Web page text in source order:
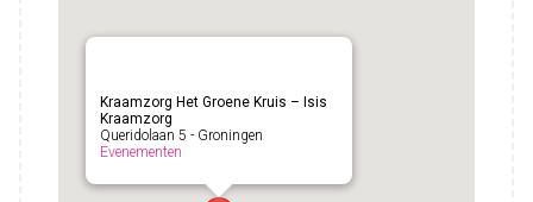
Kraamzorg Het Groene Kruis – Isis
Kraamzorg
Queridolaan 5 - Groningen
Evenementen